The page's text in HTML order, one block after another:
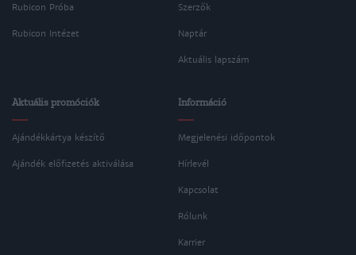
Rubicon Próba
Rubicon Intézet
Szerzők
Naptár
Aktuális lapszám
Aktuális promóciók
Ajándékkártya készítő
Ajándék előfizetés aktiválása
Információ
Megjelenési időpontok
Hírlevél
Kapcsolat
Rólunk
Karrier